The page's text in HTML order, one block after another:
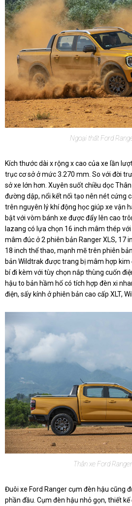
Ngoại thất Ford
Kích thước dài x rộng x cao của xe lần
trục cơ sở ở mức 3.270 mm. So với đời
sở xe lớn hơn. Xuyên suốt chiều dọc
đường dập, nổi kết nối tạo nên nét cứng
trên nguyên lý khí động học giúp xe vận
bật với vòm bánh xe được đẩy lên cao
lazang có lựa chọn 16 inch mâm thép
mâm đúc ở 2 phiên bản Ranger XLS, 17
18 inch thể thao, mạnh mẽ trên phiên
bản Wildtrak được trang bị mâm hợp
bí đi kèm với tùy chọn nắp thùng cuốn
hậu to bản hầm hố có tích hợp đèn xi
điện, sấy kính ở phiên bản cao cấp XLT,
Thân xe Ford
Đuôi xe Ford Ranger cụm đèn hậu cũng
phần đầu. Cụm đèn hậu nhỏ gọn, thiết